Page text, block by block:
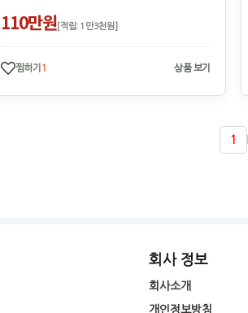
110만원 [적립: 1만3천원]
찜하기 1 상품 보기
1
회사 정보
회사소개
개인정보방침